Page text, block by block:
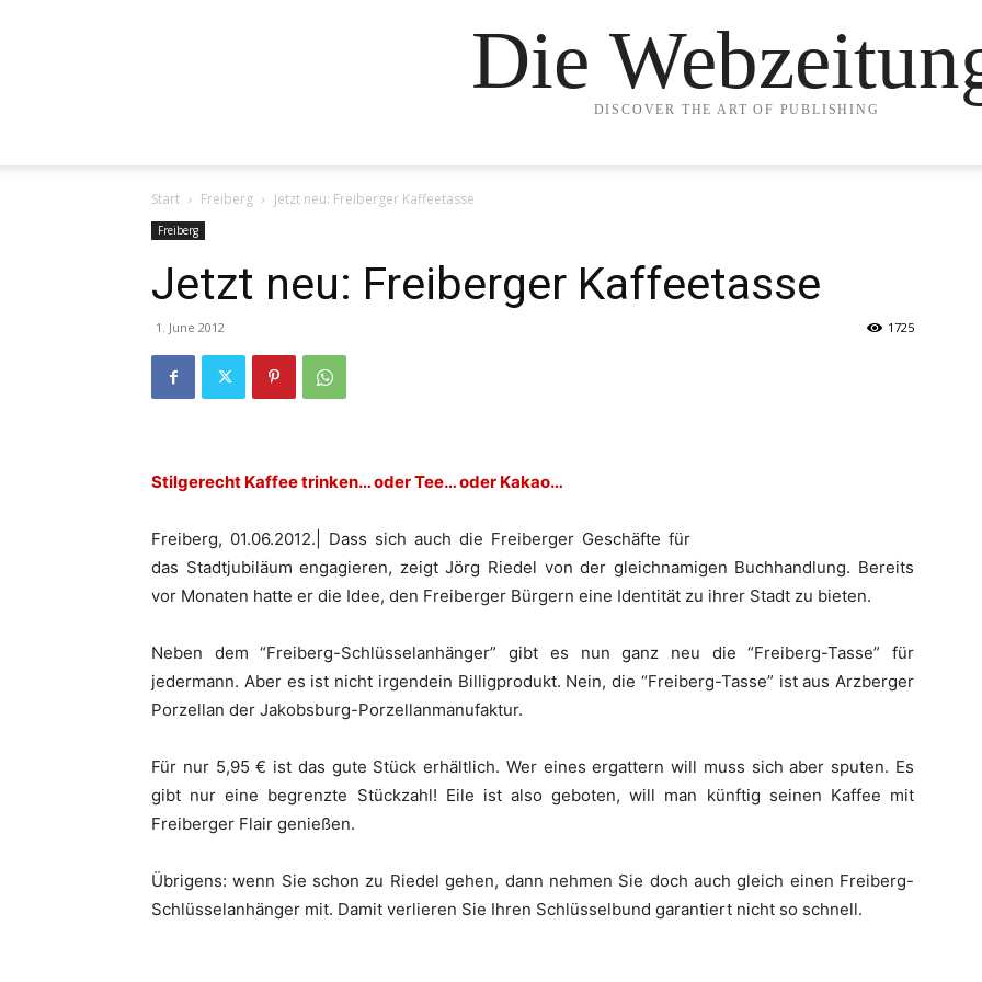
Die
DISCOVER THE ART OF PUBLISHING
Start Freiberg Jetzt neu: Freiberger Kaffeetasse
Freiberg
Jetzt neu: Freiberger Kaffeetasse
1. June 2012 1725
Stilgerecht Kaffee trinken… oder Tee… oder Kakao…
Freiberg, 01.06.2012.| Dass sich auch die Freiberger Geschäfte für
das Stadtjubiläum engagieren, zeigt Jörg Riedel von der gleichnamigen Buchhandlung. Bereits
vor Monaten hatte er die Idee, den Freiberger Bürgern eine Identität zu ihrer Stadt zu bieten.
Neben dem “Freiberg-Schlüsselanhänger” gibt es nun ganz neu die “Freiberg-Tasse” für
jedermann. Aber es ist nicht irgendein Billigprodukt. Nein, die “Freiberg-Tasse” ist aus Arzberger
Porzellan der Jakobsburg-Porzellanmanufaktur.
Für nur 5,95 € ist das gute Stück erhältlich. Wer eines ergattern will muss sich aber sputen. Es
gibt nur eine begrenzte Stückzahl! Eile ist also geboten, will man künftig seinen Kaffee mit
Freiberger Flair genießen.
Übrigens: wenn Sie schon zu Riedel gehen, dann nehmen Sie doch auch gleich einen Freiberg-
Schlüsselanhänger mit. Damit verlieren Sie Ihren Schlüsselbund garantiert nicht so schnell.